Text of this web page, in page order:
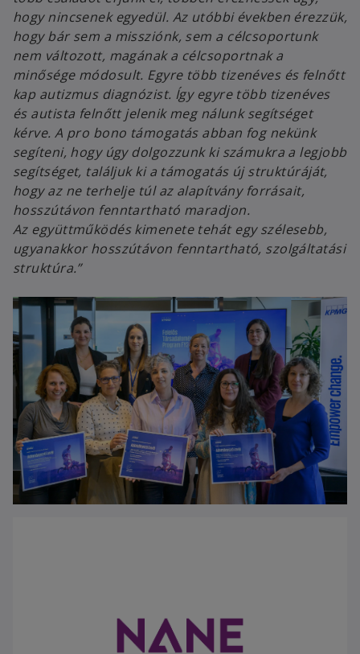
hogy nincsenek egyedül. Az utóbbi években érezzük,
hogy bár sem a missziónk, sem a célcsoportunk
nem változott, magának a célcsoportnak a
minősége módosult. Egyre több tizenéves és felnőtt
kap autizmus diagnózist. Így egyre több tizenéves
és autista felnőtt jelenik meg nálunk segítséget
kérve. A pro bono támogatás abban fog nekünk
segíteni, hogy úgy dolgozzunk ki számukra a legjobb
segítséget, találjuk ki a támogatás új struktúráját,
hogy az ne terhelje túl az alapítvány forrásait,
hosszútávon fenntartható maradjon.
Az együttműködés kimenete tehát egy szélesebb,
ugyanakkor hosszútávon fenntartható, szolgáltatási
struktúra.”